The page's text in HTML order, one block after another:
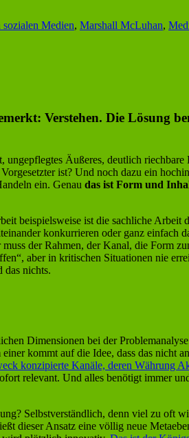
Medien, Marshall McLuhan,
Verstehen. Die Lösung
Äußeres, deutlich
ist? Und noch dazu ein
ein. Genau das ist Form und
beispielsweise ist die sachliche Arbeit
konkurrieren oder ganz einfach
der Rahmen, der Kanal, die Form
aber in kritischen Situationen nie
nichts.
Dimensionen bei der
kommt auf die Idee, dass das nicht
konzipierte Kanäle, deren Währung
relevant. Und alles benötigt immer
Selbstverständlich, denn viel zu oft
dieser Ansatz eine völlig neue